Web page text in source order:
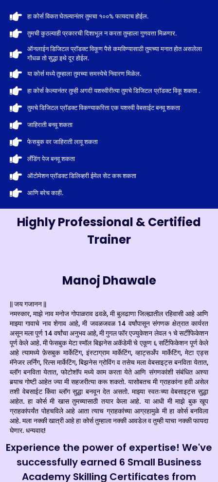
हा कोर्स विकत घेतल्यानंतर तुमचा १००% फायदाच होईल.
तुमची कुठल्याही प्रकारची दिशाभूल न करता तुम्हाला गुणवत्ता मिळणार.
ऑनलाईन डिजिटल प्रॉडक्ट विकूण पैसे कमविण्यासाठी तुमच्या मनात होत असलेला
गोंधळ तो सुद्धा इथे दूर होईल.
या कोर्स मध्ये तुम्हाला तुमच्या समस्येचे निवारण मिळेल.
हा कोर्स केल्यानंतर तुम्ही अगदी यशस्वीरीत्या तुमचे डिजिटल प्रॉडक्ट विकू शकता .
तुमचे डिजिटल प्रॉडक्ट विकण्याकरिता एक यशस्वी वेबसाईट बनवू शकता
जाहिराती बनवू शकता
फेसबुक वर जाहिराती लावू शकता
लँडिंग पेज बनवू शकता
ऑटोमेशन प्रॉडक्ट डिलिव्हरी ईमेल सेट करू शकता
आणि बरेच काही.
Highly Professional & Certified
Trainer
Manoj Dhawale
|| जय गजानन ||
नमस्कार, माझे नाव मनोज गोपाळराव ढवळे, मी बुलढाणा जिल्ह्यातील रहिवासी आहे आणि
माझ्या गावाचे नाव शेगाव आहे, मी जवळजवळ 14 वर्षांपासून संगणक क्षेत्रात कार्यरत
असून मला पूर्ण 14 वर्षांचा अनुभव आहे, मी गुगल फॉर एज्युकेशन लेवल १ चे सर्टीफिकेशन
पूर्ण केले आहे. मी फेसबुक मेटा स्मॉल बिझनेस अकॅडेमी चे एकूण ६ सर्टिफिकेशन पूर्ण केले
आहे त्यामध्ये फ़ेसबुक मार्केटिंग, इंस्टाग्राम मार्केटिंग, व्हाट्सअँप मार्केटिंग, मेटा एड्स
मॅनेजर लर्निंग, रिल्स मार्केटिंग, बिझनेस ग्रोविंग व तसेच मला वेबसाइट्स बनविता येतात,
ब्लॉग बनविता येतात, फोटोशॉप मध्ये काम करता येते आणि संगणकांशी संबंधित अश्या
बर्‍याच गोष्टी आहेत ज्या मी सहजरीत्या करू शकतो. यासोबतच मी ग्राहकांना हवी असेल
तशी वेबसाईट किंवा ब्लॉग सुद्धा बनवून देत असतो. माझ्या स्वतःच्या वेबसाइट्स सुद्धा
आहेत. हा कोर्स मी खास तुमच्यासाठी तयार केला आहे. या आधी मी माझे बुक खूप
ग्राहकांपर्यंत पोहचविले आहे आता त्याच ग्राहकांच्या आग्रहामुळे मी हा कोर्स बनविला
आहे. मला नक्की खात्री आहे हा कोर्स तुम्हाला नक्की आवडेल व तुम्ही याचा नक्की फायदा
घेणार. धन्यवाद!
Experience the power of expertise! We've
successfully earned 6 Small Business
Academy Skilling Certificates from